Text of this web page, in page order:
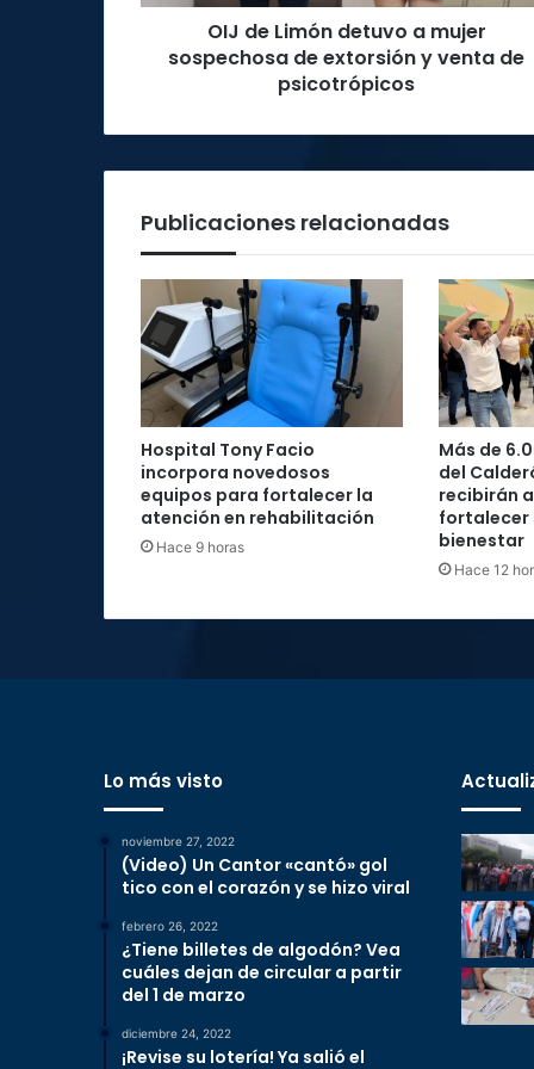
extorsión
venta
OIJ de Limón detuvo a mujer
sospechosa de extorsión y venta de
psicotrópicos
Publicaciones relacionadas
Hospital Tony Facio
incorpora novedosos
equipos para fortalecer la
atención en rehabilitación
Hace 9 horas
Más de
del
recibirán
fortalecer
bienestar
Hace 12
Lo más visto
noviembre 27, 2022
(Video) Un Cantor «cantó» gol
tico con el corazón y se hizo viral
febrero 26, 2022
¿Tiene billetes de algodón? Vea
cuáles dejan de circular a partir
del 1 de marzo
diciembre 24, 2022
¡Revise su lotería! Ya salió el